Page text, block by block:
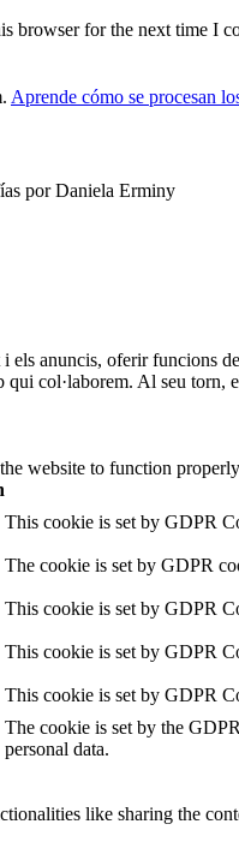
browser for the next time I
Aprende cómo se procesan
por Daniela Erminy
els anuncis, oferir funcions
col·laborem. Al seu torn,
website to function
This cookie is set by GDPR
The cookie is set by GDPR
This cookie is set by GDPR
This cookie is set by GDPR
This cookie is set by GDPR
The cookie is set by the
personal data.
like sharing the